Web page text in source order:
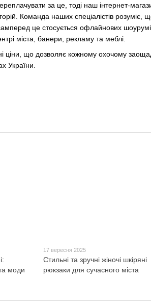
за це, тоді наш інтернет-
Команда наших спеціалістів розуміє,
це стосується офлайнових
міста, банери, рекламу та меблі.
ціни, що дозволяє кожному охочому
України.
моди
17 вересня 2025
Стильні та зручні жіночі шкіряні
рюкзаки для сучасного міста